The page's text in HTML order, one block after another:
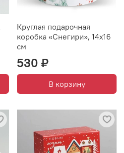
Круглая подарочная
коробка «Снегири», 14х16
см
530 ₽
В корзину